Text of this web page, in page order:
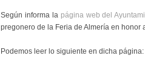
Según informa la página web del
pregonero de la Feria de Almería en honor
Podemos leer lo siguiente en dicha página: